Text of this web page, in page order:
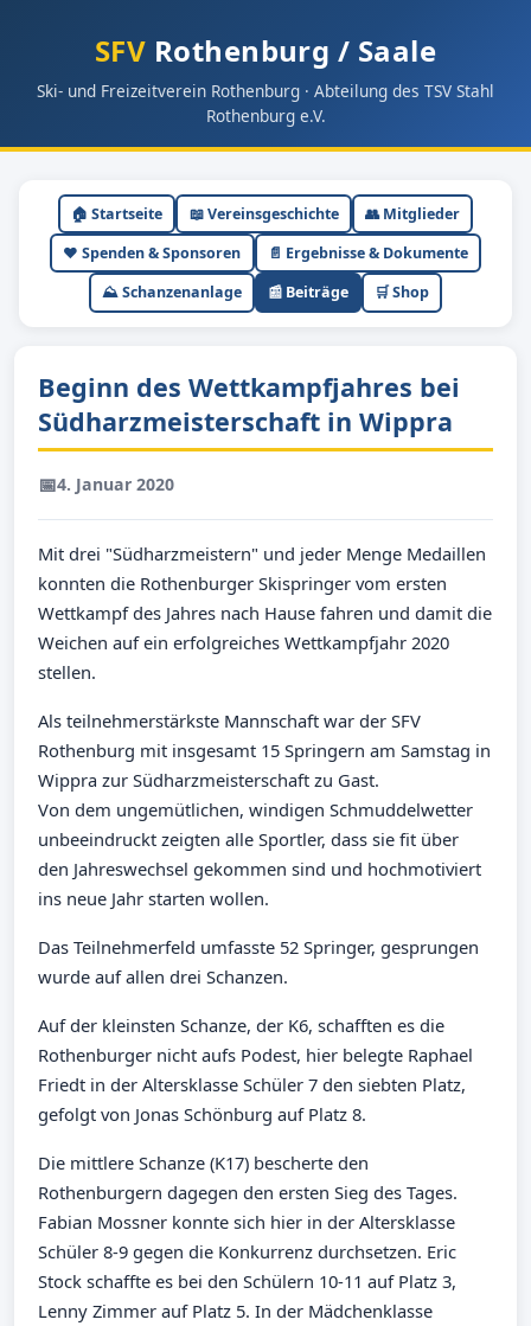
SFV Rothenburg / Saale
Ski- und Freizeitverein Rothenburg · Abteilung des TSV Stahl
Rothenburg e.V.
🏠 Startseite 📖 Vereinsgeschichte
👥 Mitglieder
❤️ Spenden & Sponsoren
📄 Ergebnisse & Dokumente
⛰ Schanzenanlage
📰 Beiträge 🛒 Shop
Beginn des Wettkampfjahres bei
Südharzmeisterschaft in Wippra
📅4. Januar 2020
Mit drei "Südharzmeistern" und jeder Menge Medaillen
konnten die Rothenburger Skispringer vom ersten
Wettkampf des Jahres nach Hause fahren und damit die
Weichen auf ein erfolgreiches Wettkampfjahr 2020
stellen.
Als teilnehmerstärkste Mannschaft war der SFV
Rothenburg mit insgesamt 15 Springern am Samstag in
Wippra zur Südharzmeisterschaft zu Gast.
Von dem ungemütlichen, windigen Schmuddelwetter
unbeeindruckt zeigten alle Sportler, dass sie fit über
den Jahreswechsel gekommen sind und hochmotiviert
ins neue Jahr starten wollen.
Das Teilnehmerfeld umfasste 52 Springer, gesprungen
wurde auf allen drei Schanzen.
Auf der kleinsten Schanze, der K6, schafften es die
Rothenburger nicht aufs Podest, hier belegte Raphael
Friedt in der Altersklasse Schüler 7 den siebten Platz,
gefolgt von Jonas Schönburg auf Platz 8.
Die mittlere Schanze (K17) bescherte den
Rothenburgern dagegen den ersten Sieg des Tages.
Fabian Mossner konnte sich hier in der Altersklasse
Schüler 8-9 gegen die Konkurrenz durchsetzen. Eric
Stock schaffte es bei den Schülern 10-11 auf Platz 3,
Lenny Zimmer auf Platz 5. In der Mädchenklasse